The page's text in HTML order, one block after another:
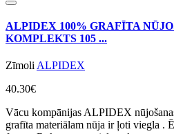
ALPIDEX 100% GRAFĪTA
KOMPLEKTS 105 ...
Zīmoli ALPIDEX
40.30€
Vācu kompānijas ALPIDEX
grafīta materiālam nūja ir ļoti viegla .